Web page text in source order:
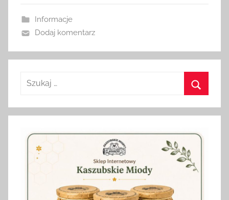
Informacje
Dodaj komentarz
Szukaj: